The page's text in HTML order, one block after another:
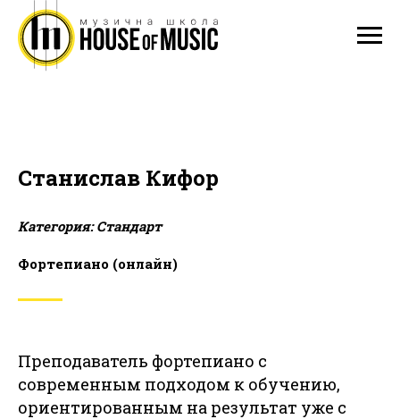
Станислав Кифор
Категория: Стандарт
Фортепиано (онлайн)
Преподаватель фортепиано с
современным подходом к обучению,
ориентированным на результат уже с